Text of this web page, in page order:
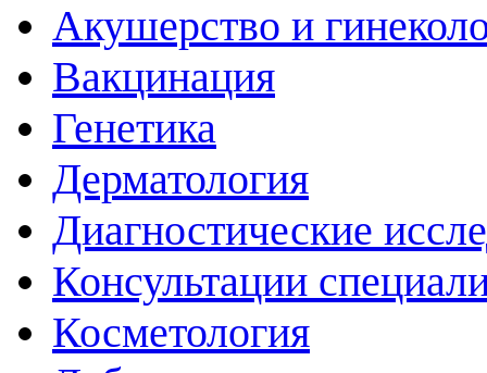
Акушерство и
Вакцинация
Генетика
Дерматология
Диагностические
Консультации
Косметология